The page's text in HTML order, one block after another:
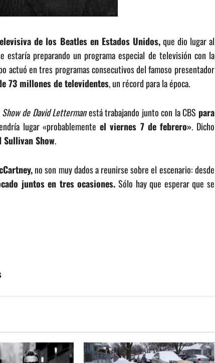
de los Beatles en Estados Unidos,que dio lugar al
estaría preparando un programa especial de televisión con la
actuó en tres programas consecutivos del famoso presentador
73 millones de televidentes, un récord para la época.
Show de David Lettermanestá trabajando junto con la CBS para
lugar «probablemente el viernes 7 de febrero». Dicho
Sullivan Show.
no son muy dados a reunirse sobre el escenario: desde
juntos en tres ocasiones. Sólo hay que esperar que se